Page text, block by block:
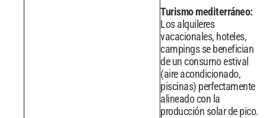
Turismo mediterráneo:
Los alquileres
vacacionales, hoteles,
campings se benefician
de un consumo estival
(aire acondicionado,
piscinas) perfectamente
alineado con la
producción solar de pico.